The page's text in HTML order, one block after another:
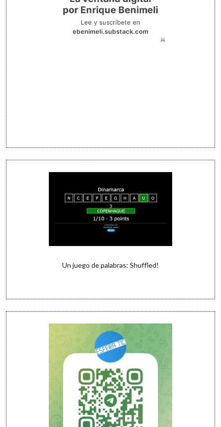
Un juego de palabras: Shuffled!